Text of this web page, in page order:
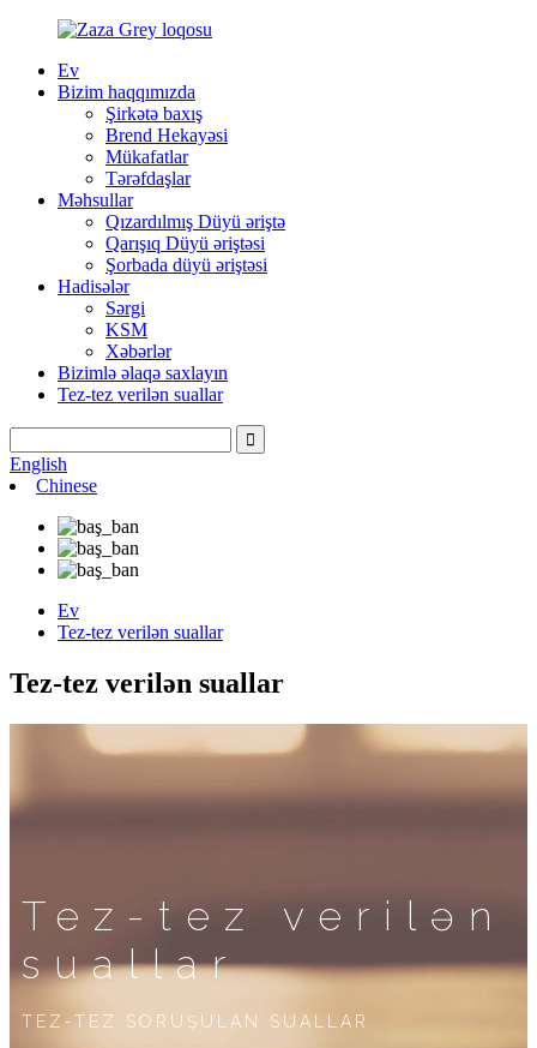
Ev
Bizim haqqımızda
Şirkətə baxış
Brend Hekayəsi
Mükafatlar
Tərəfdaşlar
Məhsullar
Qızardılmış Düyü əriştə
Qarışıq Düyü əriştəsi
Şorbada düyü əriştəsi
Hadisələr
Sərgi
KSM
Xəbərlər
Bizimlə əlaqə saxlayın
Tez-tez verilən suallar
English
Chinese
Ev
Tez-tez verilən suallar
Tez-tez verilən suallar
Tez-tez verilən
suallar
TEZ-TEZ SORUŞULAN SUALLAR